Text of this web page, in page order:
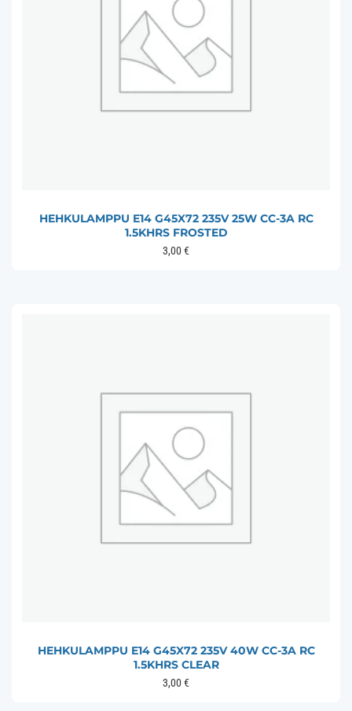
HEHKULAMPPU E14 G45X72 235V 25W CC-3A RC
1.5KHRS FROSTED
3,00€
HEHKULAMPPU E14 G45X72 235V 40W CC-3A RC
1.5KHRS CLEAR
3,00€